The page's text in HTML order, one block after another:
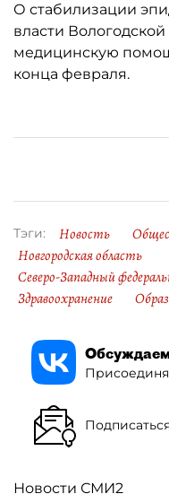
О стабилизации
власти
медицинскую
конца февраля.
Тэги: Новость
Новгородская область
Северо-Западный
Здравоохранение
Обсуждаем
Новости СМИ2